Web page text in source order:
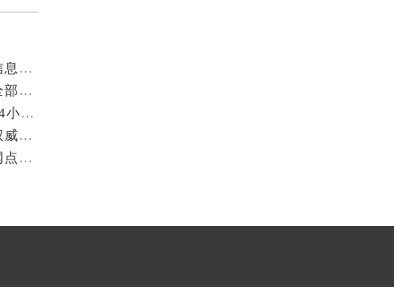
成都萧邦官方售后服务中心｜最新电话及官方地址权威信息公示（2026年7月最新）
亲身到店探访成都萧邦官方售后服务中心｜服务热线及全部网点地址（2026年7月最新）
亲身到店探访成都萧邦官方售后服务中心｜最新地址和24小时售后电话（2026年7月最新）
成都萧邦官方售后服务中心｜完整维修地址及售后电话权威信息公示（2026年7月最新）
亲身探访成都萧邦官方售后服务中心｜服务热线及全部网点地址（2026年7月最新）